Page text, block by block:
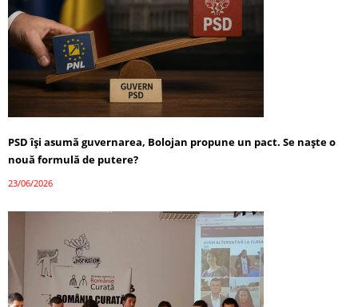
PSD își asumă guvernarea, Bolojan propune un pact. Se naște o
nouă formulă de putere?
23/06/2026